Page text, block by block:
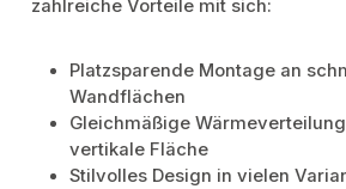
zahlreiche Vorteile mit sich:
Platzsparende Montage an
Wandflächen
Gleichmäßige
vertikale Fläche
Stilvolles Design in vielen